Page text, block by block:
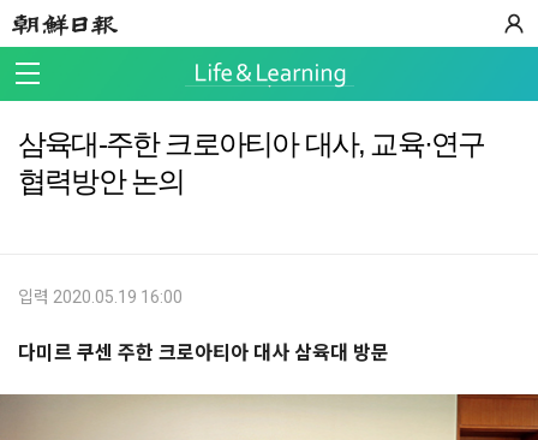
삼육대-주한 크로아티아 대사, 교육·연구
협력방안 논의
입력 2020.05.19 16:00
다미르 쿠센 주한 크로아티아 대사 삼육대 방문